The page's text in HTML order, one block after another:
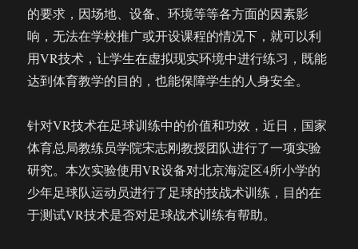
的要求，因场地、设备、环境等等各方面的因素影
响，无法在学校推广或开设课程的情况下，就可以利
用VR技术，让学生在虚拟现实环境中进行练习，既能
达到体育教学的目的，也能保障学生的人身安全。
针对VR技术在足球训练中的价值和功效，近日，国家
体育总局教练员学院宋志刚教授团队进行了一项实验
研究。本次实验使用VR设备对北京海淀区4所小学的
少年足球队运动员进行了足球的技战术训练，目的在
于测试VR技术是否对足球战术训练有帮助。